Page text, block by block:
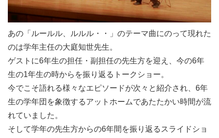
あの「ルールル、ルルル・・」のテーマ曲にのって現れた
のは学年主任の大庭知世先生。
ゲストに6年生の担任・副担任の先生方を迎え、今の6年
生の1年生の時からを振り返るトークショー。
今でこそ語れる様々なエピソードが次々と紹介され、6年
生の学年団を象徴するアットホームであたたかい時間が流
れていました。
そして学年の先生方からの6年間を振り返るスライドショ